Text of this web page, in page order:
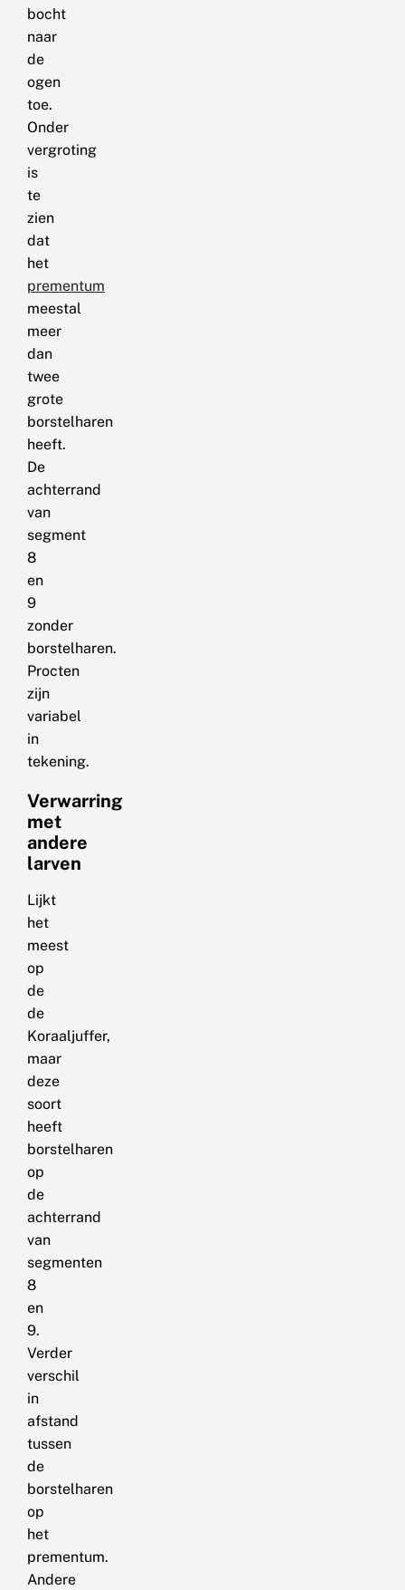
bocht
naar
de
ogen
toe.
Onder
vergroting
is
te
zien
dat
het
prementum
meestal
meer
dan
twee
grote
borstelharen
heeft.
De
achterrand
van
segment
8
en
9
zonder
borstelharen.
Procten
zijn
variabel
in
tekening.
Verwarring
met
andere
larven
Lijkt
het
meest
op
de
de
Koraaljuffer,
maar
deze
soort
heeft
borstelharen
op
de
achterrand
van
segmenten
8
en
9.
Verder
verschil
in
afstand
tussen
de
borstelharen
op
het
prementum.
Andere